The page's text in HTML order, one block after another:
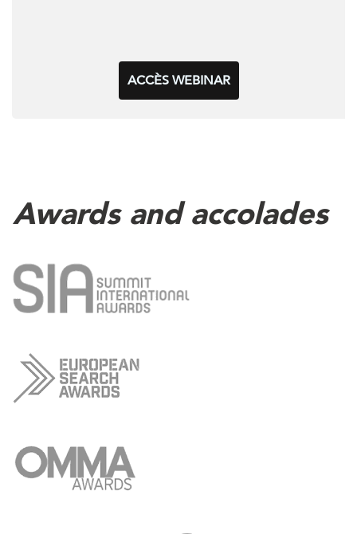
ACCÈS WEBINAR
Awards and accolades